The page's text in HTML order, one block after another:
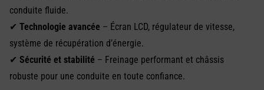
conduite fluide.
✔ Technologie avancée – Écran LCD, régulateur de vitesse,
système de récupération d’énergie.
✔ Sécurité et stabilité – Freinage performant et châssis
robuste pour une conduite en toute confiance.